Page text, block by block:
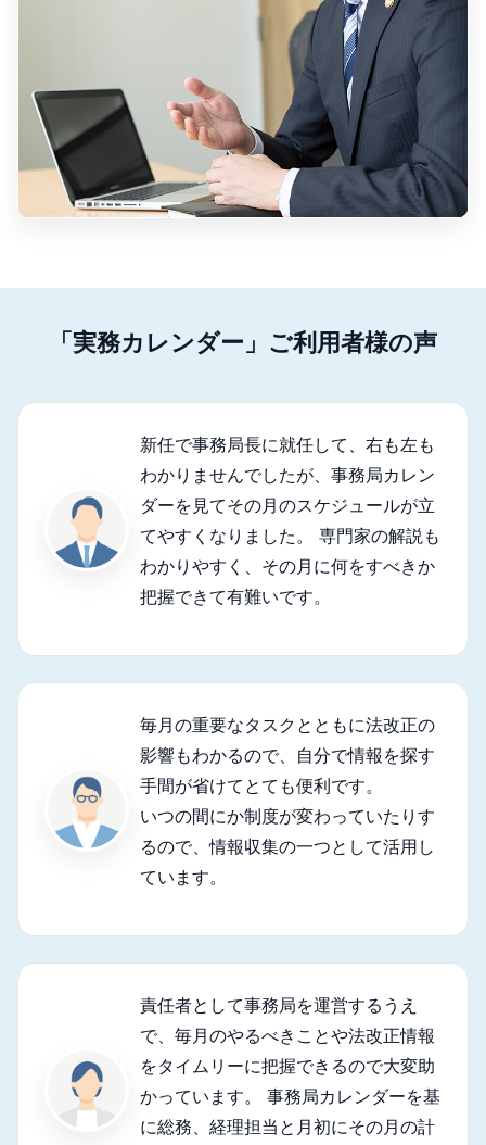
「実務カレンダー」ご利用者様の声
新任で事務局長に就任して、右も左も
わかりませんでしたが、事務局カレン
ダーを見てその月のスケジュールが立
てやすくなりました。 専門家の解説も
わかりやすく、その月に何をすべきか
把握できて有難いです。
毎月の重要なタスクとともに法改正の
影響もわかるので、自分で情報を探す
手間が省けてとても便利です。
いつの間にか制度が変わっていたりす
るので、情報収集の一つとして活用し
ています。
責任者として事務局を運営するうえ
で、毎月のやるべきことや法改正情報
をタイムリーに把握できるので大変助
かっています。 事務局カレンダーを基
に総務、経理担当と月初にその月の計